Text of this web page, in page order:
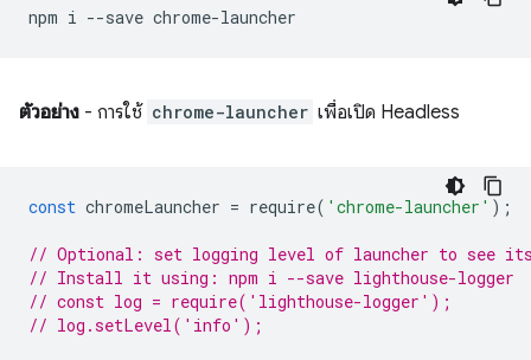
npm i --save
ตัวอย่าง - การใช้ chrome-launcher เพื่อเปิด Headless
const chromeLauncher = require( 'chrome-launcher' );
// Optional: set logging level of launcher to see
// Install it using: npm i --save lighthouse-logger
// const log = require('lighthouse-logger');
// log.setLevel('info');